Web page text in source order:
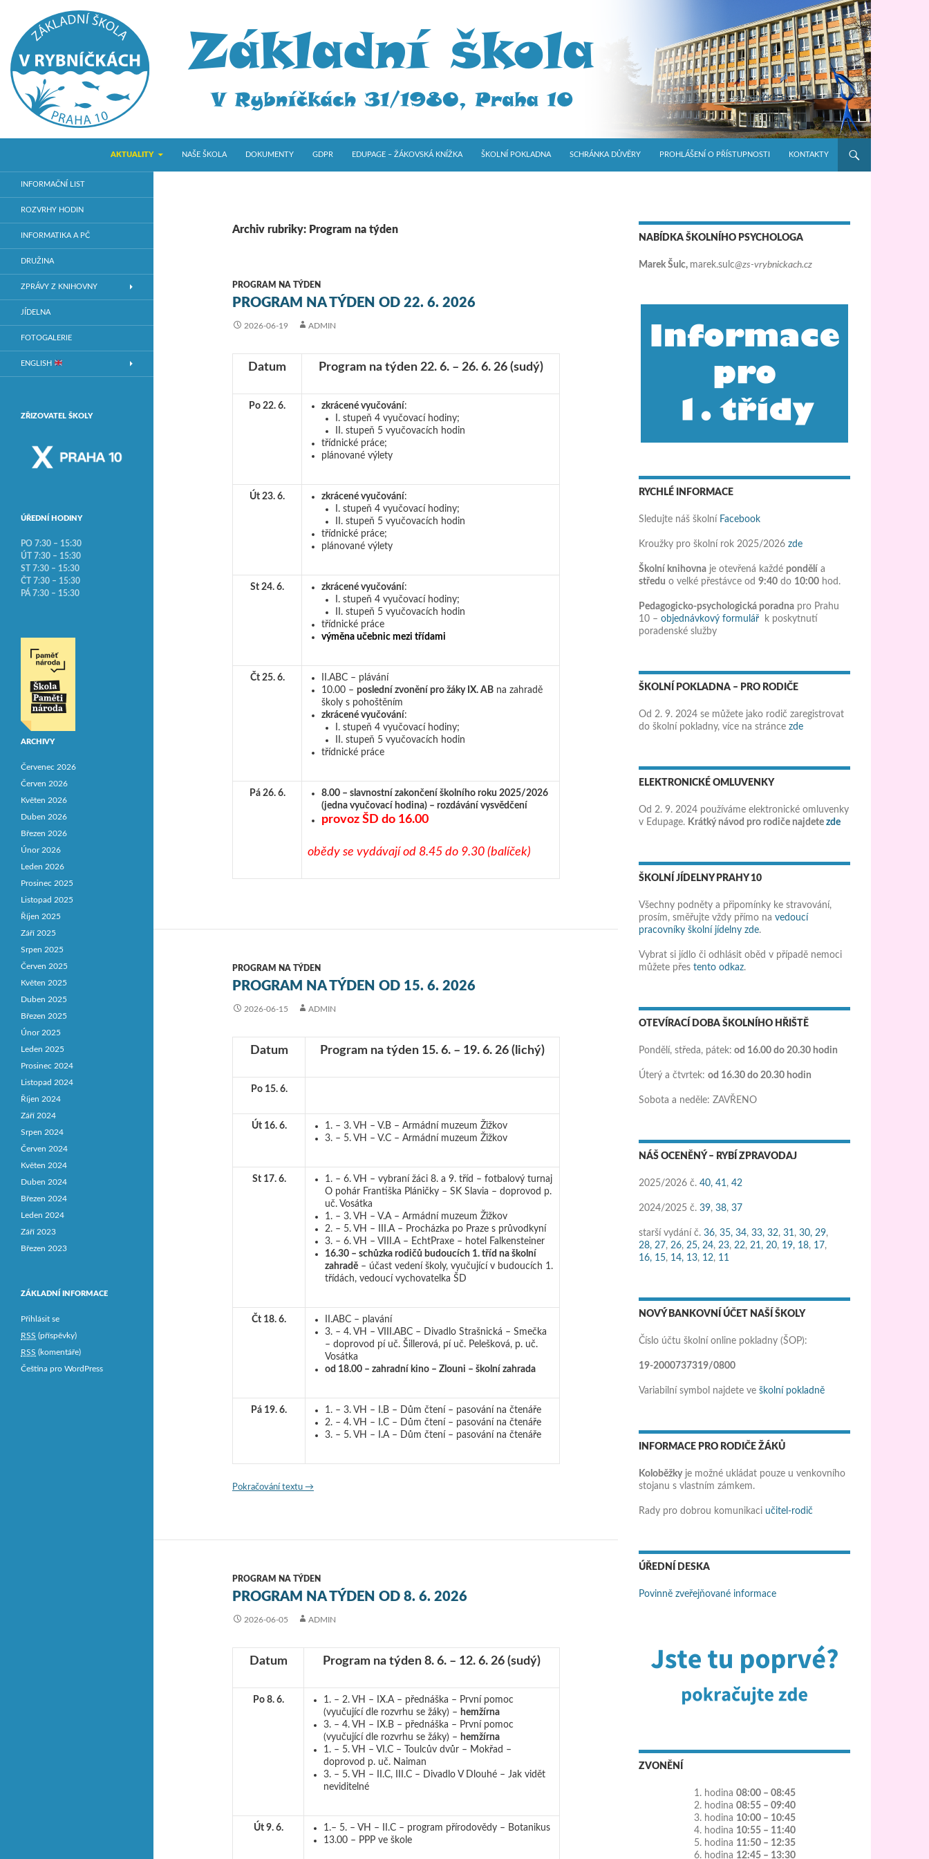
ZŠ V RybníčkáchAKTUALITY
NAŠE ŠKOLA DOKUMENTY GDPR EDUPAGE – ŽÁKOVSKÁ KNÍŽKA ŠKOLNÍ POKLADNA SCHRÁNKA DŮVĚRY PROHLÁŠENÍ O PŘÍSTUPNOSTI KONTAKTY
Archiv rubriky: Program na týden
PROGRAM NA TÝDEN
PROGRAM NA TÝDEN OD 22. 6. 2026
2026-06-19 ADMIN
Datum Program na týden 22. 6. – 26. 6. 26 (sudý)
Po 22. 6. zkrácené vyučování:
I. stupeň 4 vyučovací hodiny;
II. stupeň 5 vyučovacích hodin
třídnické práce;
plánované výlety
Út 23. 6. zkrácené vyučování:
I. stupeň 4 vyučovací hodiny;
II. stupeň 5 vyučovacích hodin
třídnické práce;
plánované výlety
St 24. 6. zkrácené vyučování:
I. stupeň 4 vyučovací hodiny;
II. stupeň 5 vyučovacích hodin
třídnické práce
výměna učebnic mezi třídami
Čt 25. 6.
II.ABC – plávání
10.00 – poslední zvonění pro žáky IX. AB na zahradě
školy s pohoštěním
zkrácené vyučování:
I. stupeň 4 vyučovací hodiny;
II. stupeň 5 vyučovacích hodin
třídnické práce
Pá 26. 6.
8.00 – slavnostní zakončení školního roku 2025/2026
(jedna vyučovací hodina) – rozdávání vysvědčení
provoz ŠD do 16.00
obědy se vydávají od 8.45 do 9.30 (balíček)
PROGRAM NA TÝDEN
PROGRAM NA TÝDEN OD 15. 6. 2026
2026-06-15 ADMIN
Datum Program na týden 15. 6. – 19. 6. 26 (lichý)
Po 15. 6.
Út 16. 6.
1. – 3. VH – V.B – Armádní muzeum Žižkov
3. – 5. VH – V.C – Armádní muzeum Žižkov
St 17. 6.
1. – 6. VH – vybraní žáci 8. a 9. tříd – fotbalový turnaj
O pohár Františka Pláničky – SK Slavia – doprovod p.
uč. Vosátka
1. – 3. VH – V.A – Armádní muzeum Žižkov
2. – 5. VH – III.A – Procházka po Praze s průvodkyní
3. – 6. VH – VIII.A – EchtPraxe – hotel Falkensteiner
16.30 – schůzka rodičů budoucích 1. tříd na školní
zahradě – účast vedení školy, vyučující v budoucích 1.
třídách, vedoucí vychovatelka ŠD
Čt 18. 6.
II.ABC – plavání
3. – 4. VH – VIII.ABC – Divadlo Strašnická – Smečka
– doprovod pí uč. Šillerová, pí uč. Pelešková, p. uč.
Vosátka
od 18.00 – zahradní kino – Zlouni – školní zahrada
Pá 19. 6.
1. – 3. VH – I.B – Dům čtení – pasování na čtenáře
2. – 4. VH – I.C – Dům čtení – pasování na čtenáře
3. – 5. VH – I.A – Dům čtení – pasování na čtenáře
Pokračování textu Program na týden od 15. 6. 2026
→
PROGRAM NA TÝDEN
PROGRAM NA TÝDEN OD 8. 6. 2026
2026-06-05 ADMIN
Datum Program na týden 8. 6. – 12. 6. 26 (sudý)
Po 8. 6.
1. – 2. VH – IX.A – přednáška – První pomoc
(vyučující dle rozvrhu se žáky) – hemžírna
3. – 4. VH – IX.B – přednáška – První pomoc
(vyučující dle rozvrhu se žáky) – hemžírna
1. – 5. VH – VI.C – Toulcův dvůr – Mokřad –
doprovod p. uč. Naiman
3. – 5. VH – II.C, III.C – Divadlo V Dlouhé – Jak vidět
neviditelné
Út 9. 6.
1.– 5. – VH – II.C – program přírodovědy – Botanikus
13.00 – PPP ve škole
NABÍDKA ŠKOLNÍHO PSYCHOLOGA
Marek Šulc, marek.sulc@zs-vrybnickach.cz
RYCHLÉ INFORMACE
Sledujte náš školní Facebook
Kroužky pro školní rok 2025/2026 zde
Školní knihovna je otevřená každé pondělí a
středu o velké přestávce od 9:40 do 10:00 hod.
Pedagogicko-psychologická poradna pro Prahu
10 – objednávkový formulář k poskytnutí
poradenské služby
ŠKOLNÍ POKLADNA – PRO RODIČE
Od 2. 9. 2024 se můžete jako rodič zaregistrovat
do školní pokladny, více na stránce zde
ELEKTRONICKÉ OMLUVENKY
Od 2. 9. 2024 používáme elektronické omluvenky
v Edupage. Krátký návod pro rodiče najdete zde
ŠKOLNÍ JÍDELNY PRAHY 10
Všechny podněty a připomínky ke stravování,
prosím, směřujte vždy přímo na vedoucí
pracovníky školní jídelny zde.
Vybrat si jídlo či odhlásit oběd v případě nemoci
můžete přes tento odkaz.
OTEVÍRACÍ DOBA ŠKOLNÍHO HŘIŠTĚ
Pondělí, středa, pátek: od 16.00 do 20.30 hodin
Úterý a čtvrtek: od 16.30 do 20.30 hodin
Sobota a neděle: ZAVŘENO
NÁŠ OCENĚNÝ – RYBÍ ZPRAVODAJ
2025/2026 č. 40, 41, 42
2024/2025 č. 39, 38, 37
starší vydání č. 36, 35, 34, 33, 32, 31, 30, 29,
28, 27, 26, 25, 24, 23, 22, 21, 20, 19, 18, 17,
16, 15, 14, 13, 12, 11
NOVÝ BANKOVNÍ ÚČET NAŠÍ ŠKOLY
Číslo účtu školní online pokladny (ŠOP):
19-2000737319/0800
Variabilní symbol najdete ve školní pokladně
INFORMACE PRO RODIČE ŽÁKŮ
Koloběžkyje možné ukládat pouze u venkovního
stojanu s vlastním zámkem.
Rady pro dobrou komunikaci učitel-rodič
ÚŘEDNÍ DESKA
Povinně zveřejňované informace
ZVONĚNÍ
1. hodina 08:00 – 08:45
2. hodina 08:55 – 09:40
3. hodina 10:00 – 10:45
4. hodina 10:55 – 11:40
5. hodina 11:50 – 12:35
6. hodina 12:45 – 13:30
Základní škola v Praze 10
INFORMAČNÍ LIST
ROZVRHY HODIN
INFORMATIKA A PČ
DRUŽINA
ZPRÁVY Z KNIHOVNY
JÍDELNA
FOTOGALERIE
ENGLISH
ZŘIZOVATEL ŠKOLY
ÚŘEDNÍ HODINY
PO 7:30 – 15:30
ÚT 7:30 – 15:30
ST 7:30 – 15:30
ČT 7:30 – 15:30
PÁ 7:30 – 15:30
ARCHIVY
Červenec 2026
Červen 2026
Květen 2026
Duben 2026
Březen 2026
Únor 2026
Leden 2026
Prosinec 2025
Listopad 2025
Říjen 2025
Září 2025
Srpen 2025
Červen 2025
Květen 2025
Duben 2025
Březen 2025
Únor 2025
Leden 2025
Prosinec 2024
Listopad 2024
Říjen 2024
Září 2024
Srpen 2024
Červen 2024
Květen 2024
Duben 2024
Březen 2024
Leden 2024
Září 2023
Březen 2023
ZÁKLADNÍ INFORMACE
Přihlásit se
RSS (příspěvky)
RSS (komentáře)
Čeština pro WordPress